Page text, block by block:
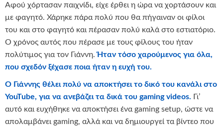
Αφού χόρτασαν παιχνίδι, είχε έρθει η ώρα να χορτάσουν και
με φαγητό. Χάρηκε πάρα πολύ που θα πήγαιναν οι φίλοι
του και στο φαγητό και πέρασαν πολύ καλά στο εστιατόριο.
Ο χρόνος αυτός που πέρασε με τους φίλους του ήταν
πολύτιμος για τον Γιάννη.Ήταν τόσο χαρούμενος για όλα,
που σχεδόν ξέχασε ποια ήταν η ευχή του.
Ο Γιάννης θέλει πολύ να αποκτήσει το δικό του κανάλι στο
YouTube, για να ανεβάζει τα δικά του gaming videos. Γι’
αυτό και ευχήθηκε να αποκτήσει ένα gaming setup, ώστε να
απολαμβάνει gaming, αλλά και να δημιουργεί τα βίντεο που